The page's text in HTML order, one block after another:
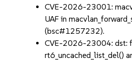
CVE-2026-23001:
UAF in
(bsc#1257232).
CVE-2026-23004: dst:
rt6_uncached_list_del()